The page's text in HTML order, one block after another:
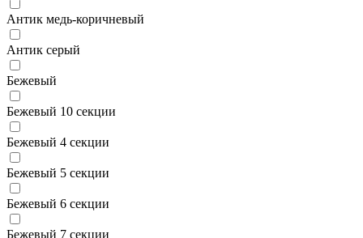
Антик медь-коричневый
Антик серый
Бежевый
Бежевый 10 секции
Бежевый 4 секции
Бежевый 5 секции
Бежевый 6 секции
Бежевый 7 секции